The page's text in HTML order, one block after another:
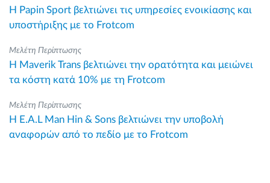
Η Papin Sport βελτιώνει τις υπηρεσίες ενοικίασης και
υποστήριξης με το Frotcom
Μελέτη Περίπτωσης
Η Maverik Trans βελτιώνει την ορατότητα και μειώνει
τα κόστη κατά 10% με τη Frotcom
Μελέτη Περίπτωσης
Η E.A.L Man Hin & Sons βελτιώνει την υποβολή
αναφορών από το πεδίο με το Frotcom